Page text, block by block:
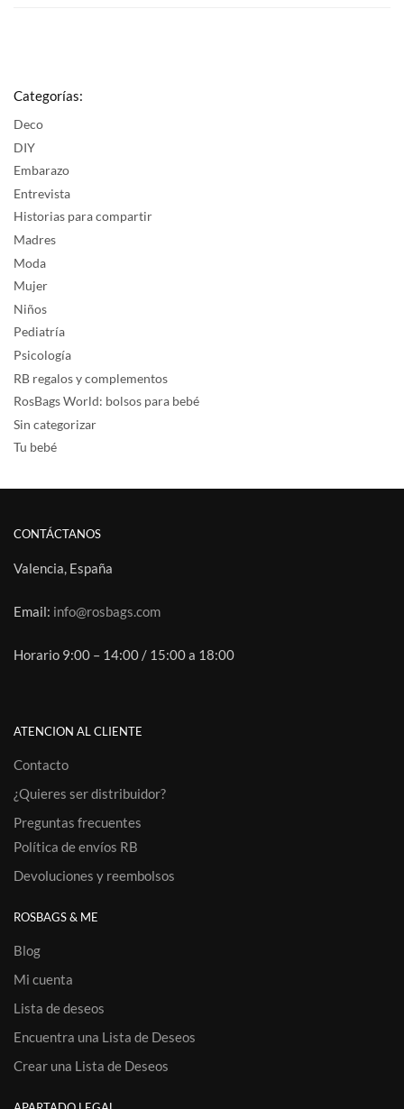
Categorías:
Deco
DIY
Embarazo
Entrevista
Historias para compartir
Madres
Moda
Mujer
Niños
Pediatría
Psicología
RB regalos y complementos
RosBags World: bolsos para bebé
Sin categorizar
Tu bebé
CONTÁCTANOS
Valencia, España
Email: info@rosbags.com
Horario 9:00 – 14:00 / 15:00 a 18:00
ATENCION AL CLIENTE
Contacto
¿Quieres ser distribuidor?
Preguntas frecuentes
Política de envíos RB
Devoluciones y reembolsos
ROSBAGS & ME
Blog
Mi cuenta
Lista de deseos
Encuentra una Lista de Deseos
Crear una Lista de Deseos